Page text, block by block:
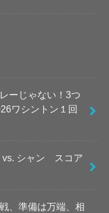
ーじゃない！3つ
ワシントン１回
vs. シャン スコア
、準備は万端、相